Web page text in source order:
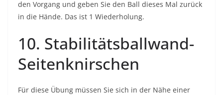
den Vorgang und geben Sie den Ball dieses Mal zurück
in die Hände. Das ist 1 Wiederholung.
10. Stabilitätsballwand-
Seitenknirschen
Für diese Übung müssen Sie sich in der Nähe einer